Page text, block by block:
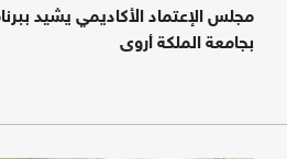
مجلس الإعتماد الأكاديمي يشيد
بجامعة الملكة أروى